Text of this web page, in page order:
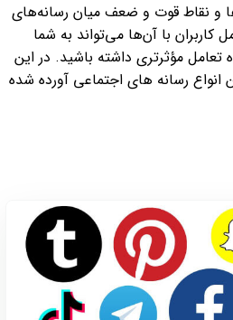
و نقاط قوت و ضعف میان رسانه‌های
با آن‌ها می‌تواند به شما
تعامل مؤثرتری داشته باشید. در این
رسانه های اجتماعی آورده شده